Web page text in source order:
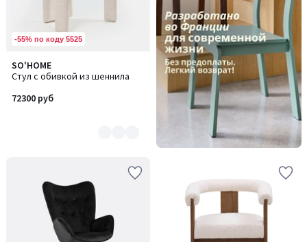
-55% по коду 5525
SO'HOME
Стул с обивкой из шеннила
72300 руб
Количество
цветов:
11